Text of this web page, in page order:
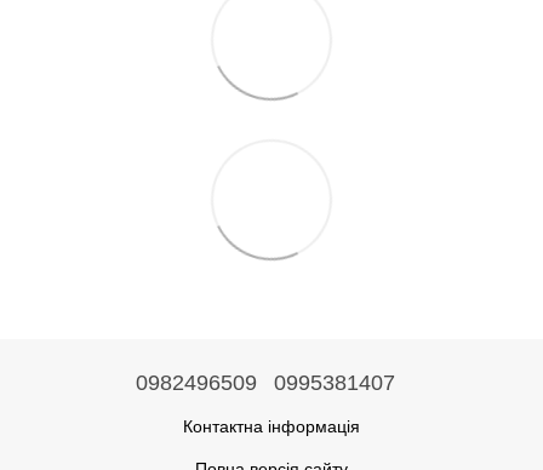
0982496509 0995381407
Контактна інформація